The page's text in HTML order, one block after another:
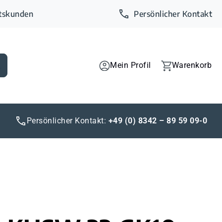
Persönlicher Kontakt
Mein Profil Warenkorb
Persönlicher Kontakt: +49 (0) 8342 – 89 59 09-0